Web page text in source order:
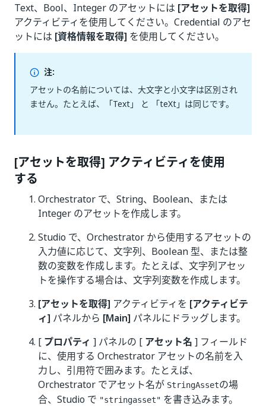
Text、Bool、Integer のアセットには [アセットを取得]
アクティビティを使用してください。Credential のアセ
ットには [資格情報を取得] を使用してください。
注:
アセットの名前については、大文字と小文字は区別され
ません。たとえば、「Text」 と 「teXt」は同じです。
[アセットを取得] アクティビティを使用
する
Orchestrator で、String、Boolean、または
Integer のアセットを作成します。
Studio で、Orchestrator から使用するアセットの
入力値に応じて、文字列、Boolean 型、または整
数の変数を作成します。たとえば、文字列アセッ
トを操作する場合は、文字列変数を作成します。
[アセットを取得] アクティビティを [アクティビテ
ィ] パネルから [Main] パネルにドラッグします。
[ プロパティ ] パネルの [ アセット名 ] フィールド
に、使用する Orchestrator アセットの名前を入
力し、引用符で囲みます。たとえば、
Orchestrator でアセット名が StringAssetの場
合、Studio で "stringasset" を書き込みます。